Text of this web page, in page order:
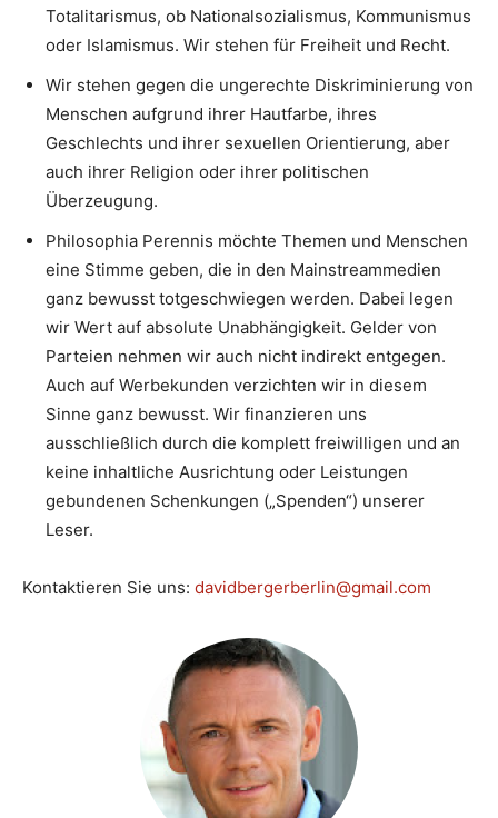
Totalitarismus, ob Nationalsozialismus, Kommunismus
oder Islamismus. Wir stehen für Freiheit und Recht.
Wir stehen gegen die ungerechte Diskriminierung von
Menschen aufgrund ihrer Hautfarbe, ihres
Geschlechts und ihrer sexuellen Orientierung, aber
auch ihrer Religion oder ihrer politischen
Überzeugung.
Philosophia Perennis möchte Themen und Menschen
eine Stimme geben, die in den Mainstreammedien
ganz bewusst totgeschwiegen werden. Dabei legen
wir Wert auf absolute Unabhängigkeit. Gelder von
Parteien nehmen wir auch nicht indirekt entgegen.
Auch auf Werbekunden verzichten wir in diesem
Sinne ganz bewusst. Wir finanzieren uns
ausschließlich durch die komplett freiwilligen und an
keine inhaltliche Ausrichtung oder Leistungen
gebundenen Schenkungen („Spenden“) unserer
Leser.
Kontaktieren Sie uns: davidbergerberlin@gmail.com